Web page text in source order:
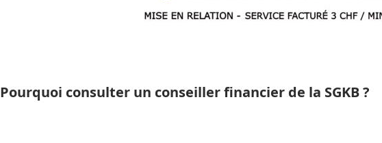
Pourquoi consulter un conseiller financier de la SGKB ?